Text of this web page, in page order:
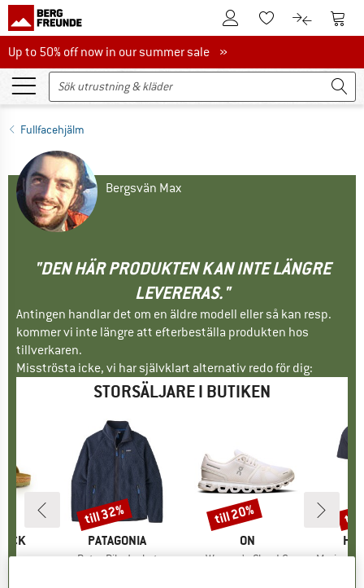
Till kundkontotTill minneslistan.
Till Till
Up to 50% off now in our summer sale
Up to 50% off now in our summer sale »
Fullfacehjälm
Bergsvän Max
"DEN HÄR PRODUKTEN KAN INTE LÄNGRE
LEVERERAS."
Antingen handlar det om en äldre modell eller så kan resp.
kommer vi inte längre att efterbeställa produkten hos
tillverkaren.
Misströsta icke, vi har självklart alternativ redo för dig:
STORSÄLJARE I BUTIKEN
VARUMÄRKE
PATAGONIA
Produkter
Retro Pile Jacket
Rabatt
till 32%
VARUMÄRKE
ON
Produkter
Women's Cloud 6
Rabatt
till 20%
Produkter
MerinoMix150
till